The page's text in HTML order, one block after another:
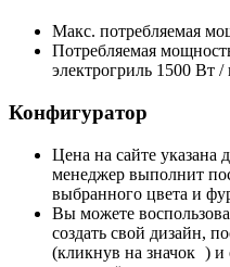
Макс. потребляемая
Потребляемая
электрогриль 1500 Вт
Конфигуратор
Цена на сайте указана
менеджер выполнит
выбранного цвета и
Вы можете
создать свой дизайн,
(кликнув на значок ) и